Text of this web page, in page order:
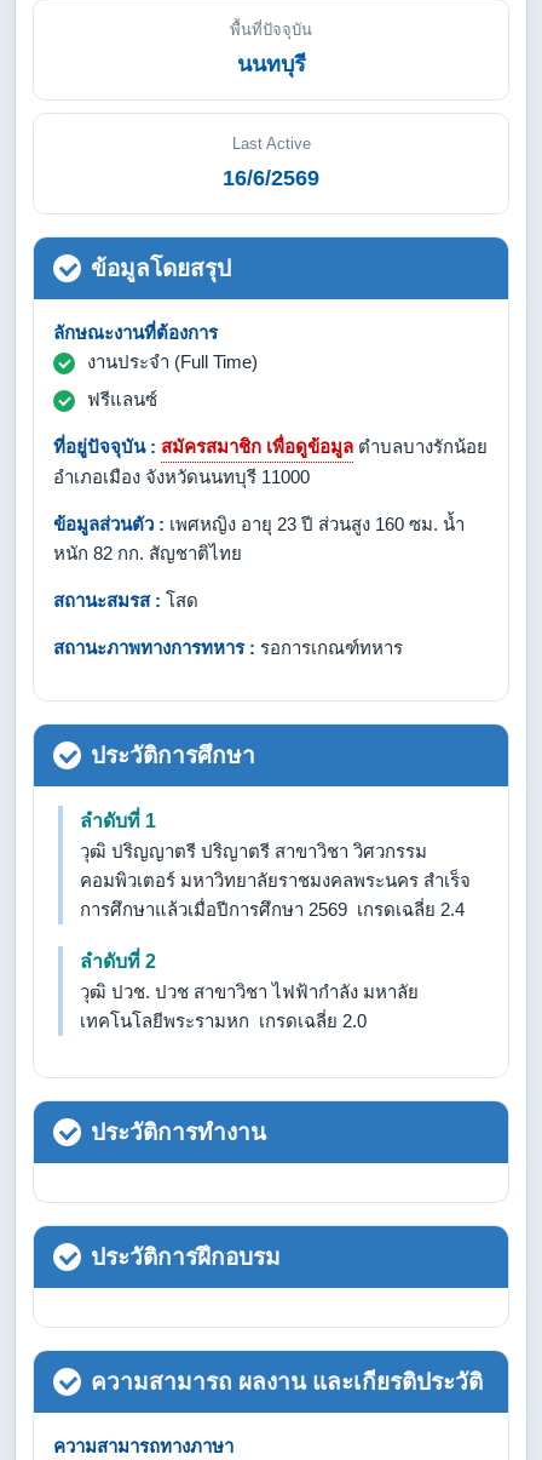
พื้นที่ปัจจุบัน
นนทบุรี
Last Active
16/6/2569
ข้อมูลโดยสรุป
ลักษณะงานที่ต้องการ
งานประจำ (Full Time)
ฟรีแลนซ์
ที่อยู่ปัจจุบัน : สมัครสมาชิก เพื่อดูข้อมูล ตำบลบางรักน้อย
อำเภอเมือง จังหวัดนนทบุรี 11000
ข้อมูลส่วนตัว : เพศหญิง อายุ 23 ปี ส่วนสูง 160 ซม. น้ำ
หนัก 82 กก. สัญชาติไทย
สถานะสมรส : โสด
สถานะภาพทางการทหาร : รอการเกณฑ์ทหาร
ประวัติการศึกษา
ลำดับที่ 1
วุฒิ ปริญญาตรี ปริญาตรี สาขาวิชา วิศวกรรม
คอมพิวเตอร์ มหาวิทยาลัยราชมงคลพระนคร สำเร็จ
การศึกษาแล้วเมื่อปีการศึกษา 2569 เกรดเฉลี่ย 2.4
ลำดับที่ 2
วุฒิ ปวช. ปวช สาขาวิชา ไฟฟ้ากำลัง มหาลัย
เทคโนโลยีพระรามหก เกรดเฉลี่ย 2.0
ประวัติการทำงาน
ประวัติการฝึกอบรม
ความสามารถ ผลงาน และเกียรติประวัติ
ความสามารถทางภาษา